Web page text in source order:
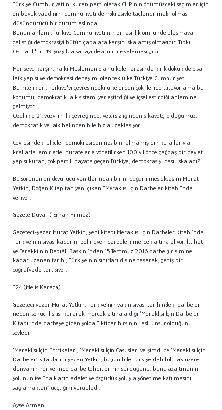
Türkiye Cumhuriyeti'ni kuran parti olarak CHP'nin önümüzdeki seçimler için
en büyük vaadinin "cumhuriyeti demokrasiyle taçlandırmak" olması
düşündürücü bir durum aslında.
Bunun anlamı, Türkiye Cumhuriyeti'nin bir asırlık ömründe ulaşmaya
çalıştığı demokrasiyi bütün çabalara karşın ıskalamış olmasıdır. Tıpkı
Osmanlı'nın 19. yüzyılda sanayi devrimini ıskalaması gibi.
Her şeye karşın, halkı Müslüman olan ülkeler arasında kırık dökük de olsa
laik yapısı ve demokrasi deneyimi olan tek ülke Türkiye Cumhuriyeti.
Bu nitelikleri, Türkiye'yi çevresindeki ülkelerden çok ileride tutuyor ama bu
konumu, demokratik laik sistemi yerleştirdiği ve içselleştirdiği anlamına
gelmiyor.
Özellikle 21. yüzyılın ilk çeyreğinde, yetersizliğinden şikâyetçi olduğumuz,
demokratik ve laik halinden bile hızla uzaklaşıyor.
Çevresindeki ülkeler demokrasiden nasibini almamış din kurallarıyla,
krallarla, emirlerle, hurafelerle yönetilirken 100 yıl önce çağdaş bir devlet
yapısı kuran, çok partili hayata geçen Türkiye, demokrasiyi nasıl ıskaladı?
Bu sorunun en doyurucu yanıtlarından birini değerli meslektaşım Murat
Yetkin, Doğan Kitap'tan yeni çıkan "Meraklısı İçin Darbeler Kitabı"nda
veriyor.
Gazete Duvar ( Erhan Yılmaz)
Gazeteci-yazar Murat Yetkin, yeni kitabı Meraklısı İçin Darbeler Kitabı’nda
Türkiye’nin siyasi kaderini belirleyen darbeleri mercek altına alıyor. İttihat
ve Terakki’nin Babıâli Baskını’ndan 15 Temmuz 2016 darbe girişimine
kadar uzanan tarihi, Türkiye’nin sınırları dışına taşarak, geniş bir
coğrafyada tartışıyor.
T24 (Melis Karaca)
Gazeteci yazar Murat Yetkin, Türkiye’nin yakın siyasi tarihindeki darbeleri
neden-sonuç ilişkisi kurarak mercek altına aldığı ‘Meraklısı İçin Darbeler
Kitabı’ nda darbeye giden yolda "iktidar hırsının" asli unsur olduğunu
söyledi.
‘Meraklısı İçin Entrikalar’, ‘Meraklısı İçin Casuslar‘ ve şimdi de ‘Meraklısı İçin
Darbeler’ kitaplarını yazan Yetkin, bugün bile Türkiye dâhil olmak üzere
dünyanın her yerinde darbe tehditlerinin sürdüğünü, bunu azaltmanın
yolunun ise “halkların adalet ve özgürlük yoluyla yönetime katılmasını
sağlamaktan” geçtiğini vurguladı.
Ayşe Arman